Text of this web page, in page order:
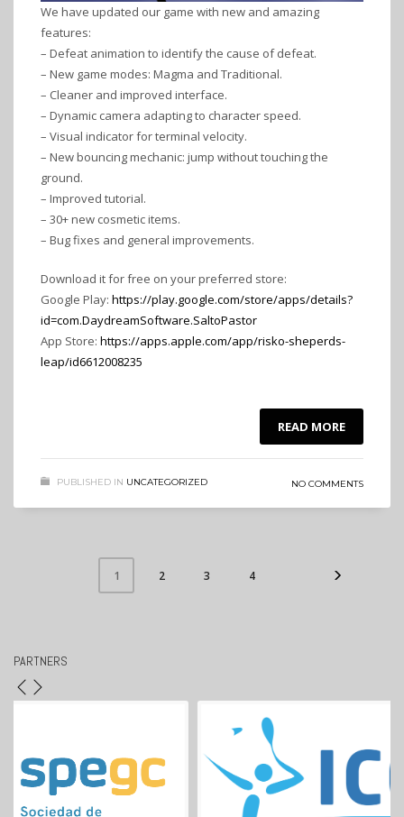
We have updated our game with new and amazing
features:
– Defeat animation to identify the cause of defeat.
– New game modes: Magma and Traditional.
– Cleaner and improved interface.
– Dynamic camera adapting to character speed.
– Visual indicator for terminal velocity.
– New bouncing mechanic: jump without touching the
ground.
– Improved tutorial.
– 30+ new cosmetic items.
– Bug fixes and general improvements.
Download it for free on your preferred store:
Google Play: https://play.google.com/store/apps/details?
id=com.DaydreamSoftware.SaltoPastor
App Store: https://apps.apple.com/app/risko-sheperds-
leap/id6612008235
READ MORE
PUBLISHED IN UNCATEGORIZED NO COMMENTS
1 2 3 4
PARTNERS